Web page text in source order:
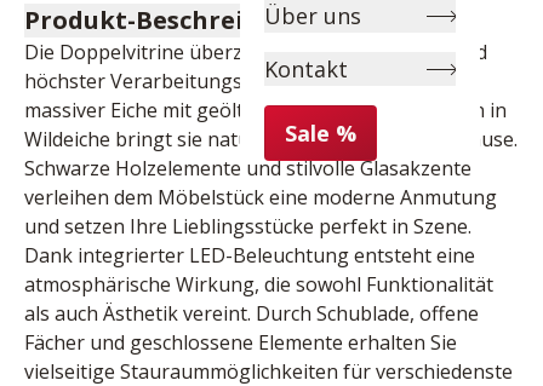
Über uns
Kontakt
Sale %
Produkt-Beschreibung
Die Doppelvitrine überzeugt mit edlem Design und
höchster Verarbeitungsqualität. Gefertigt aus
massiver Eiche mit geölter Oberfläche und Fronten in
Wildeiche bringt sie natürliche Eleganz in Ihr Zuhause.
Schwarze Holzelemente und stilvolle Glasakzente
verleihen dem Möbelstück eine moderne Anmutung
und setzen Ihre Lieblingsstücke perfekt in Szene.
Dank integrierter LED-Beleuchtung entsteht eine
atmosphärische Wirkung, die sowohl Funktionalität
als auch Ästhetik vereint. Durch Schublade, offene
Fächer und geschlossene Elemente erhalten Sie
vielseitige Stauraummöglichkeiten für verschiedenste